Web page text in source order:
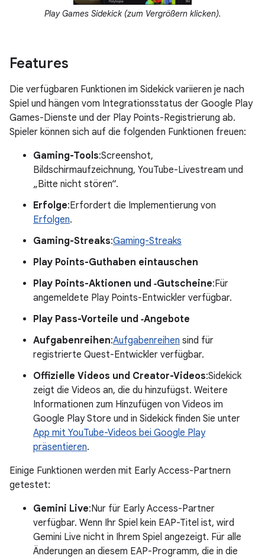
Play Games Sidekick (zum Vergrößern klicken).
Features
Die verfügbaren Funktionen im Sidekick variieren je nach
Spiel und hängen vom Integrationsstatus der Google Play
Games-Dienste und der Play Points-Registrierung ab.
Spieler können sich auf die folgenden Funktionen freuen:
Gaming-Tools:Screenshot,
Bildschirmaufzeichnung, YouTube-Livestream und
„Bitte nicht stören“.
Erfolge:Erfordert die Implementierung von
Erfolgen.
Gaming-Streaks:Gaming-Streaks
Play Points-Guthaben eintauschen
Play Points-Aktionen und ‑Gutscheine:Für
angemeldete Play Points-Entwickler verfügbar.
Play Pass-Vorteile und ‑Angebote
Aufgabenreihen:Aufgabenreihen sind für
registrierte Quest-Entwickler verfügbar.
Offizielle Videos und Creator-Videos:Sidekick
zeigt die Videos an, die du hinzufügst. Weitere
Informationen zum Hinzufügen von Videos im
Google Play Store und in Sidekick finden Sie unter
App mit YouTube-Videos bei Google Play
präsentieren.
Einige Funktionen werden mit Early Access-Partnern
getestet:
Gemini Live:Nur für Early Access-Partner
verfügbar. Wenn Ihr Spiel kein EAP-Titel ist, wird
Gemini Live nicht in Ihrem Spiel angezeigt. Für alle
Änderungen an diesem EAP-Programm, die in die